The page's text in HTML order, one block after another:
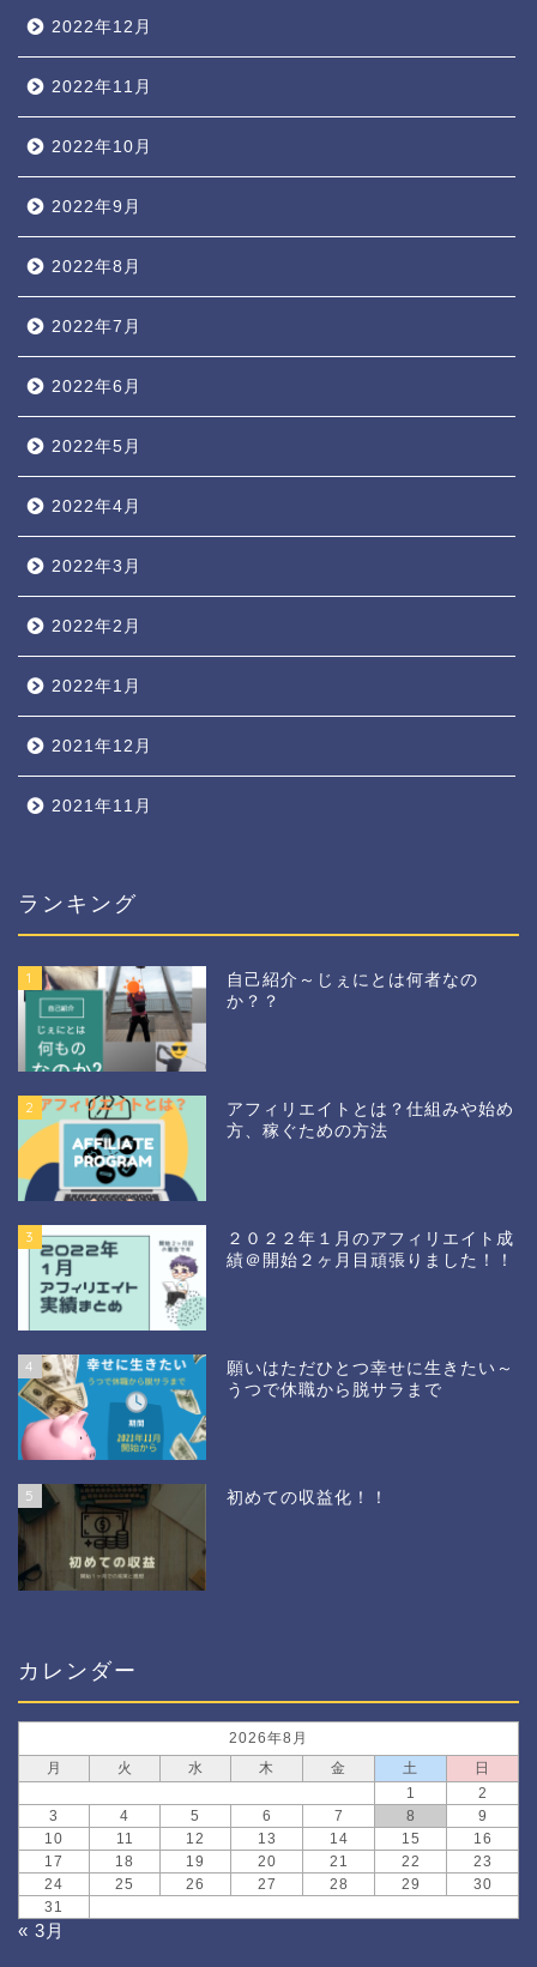
2022年12月
2022年11月
2022年10月
2022年9月
2022年8月
2022年7月
2022年6月
2022年5月
2022年4月
2022年3月
2022年2月
2022年1月
2021年12月
2021年11月
ランキング
1
自己紹介～じぇにとは何者なの
か？？
2
アフィリエイトとは？仕組みや始め
方、稼ぐための方法
3
２０２２年１月のアフィリエイト成
績＠開始２ヶ月目頑張りました！！
4
願いはただひとつ幸せに生きたい～
うつで休職から脱サラまで
5 初めての収益化！！
カレンダー
2026年8月
月
火 水 木 金 土
日
1
2
3
4 5 6 7 8
9
10
11 12 13 14 15
16
17
18 19 20 21 22
23
24
25 26 27 28 29
30
31
« 3月